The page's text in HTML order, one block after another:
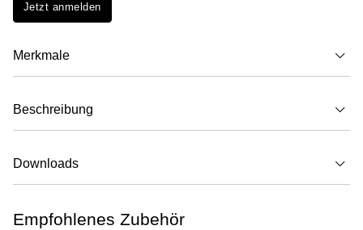
Jetzt anmelden
Merkmale
Beschreibung
Downloads
Empfohlenes Zubehör